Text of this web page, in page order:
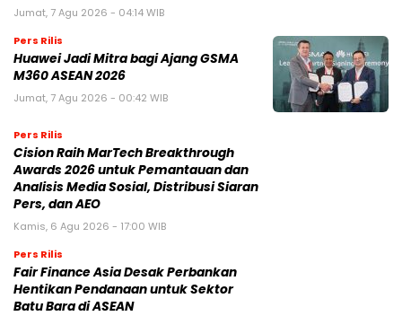
Jumat, 7 Agu 2026 - 04:14 WIB
Pers Rilis
Huawei Jadi Mitra bagi Ajang GSMA
M360 ASEAN 2026
Jumat, 7 Agu 2026 - 00:42 WIB
Pers Rilis
Cision Raih MarTech Breakthrough
Awards 2026 untuk Pemantauan dan
Analisis Media Sosial, Distribusi Siaran
Pers, dan AEO
Kamis, 6 Agu 2026 - 17:00 WIB
Pers Rilis
Fair Finance Asia Desak Perbankan
Hentikan Pendanaan untuk Sektor
Batu Bara di ASEAN